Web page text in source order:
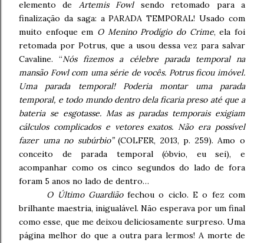
elemento de Artemis Fowlsendo retomado para a
finalização da saga: a PARADA TEMPORAL! Usado com
muito enfoque em O Menino Prodígio do Crime, ela foi
retomada por Potrus, que a usou dessa vez para salvar
Cavaline. “Nós fizemos a célebre parada temporal na
mansão Fowl com uma série de vocês. Potrus ficou imóvel.
Uma parada temporal! Poderia montar uma parada
temporal, e todo mundo dentro dela ficaria preso até que a
bateria se esgotasse. Mas as paradas temporais exigiam
cálculos complicados e vetores exatos. Não era possível
fazer uma no subúrbio”(COLFER, 2013, p. 259). Amo o
conceito de parada temporal (óbvio, eu sei), e
acompanhar como os cinco segundos do lado de fora
foram 5 anos no lado de dentro…
O Último Guardiãofechou o ciclo. E o fez com
brilhante maestria, inigualável. Não esperava por um final
como esse, que me deixou deliciosamente surpreso. Uma
página melhor do que a outra para lermos! A morte de